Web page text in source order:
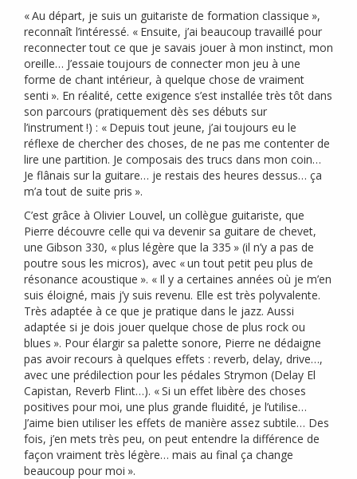
«Au départ, je suis un guitariste de formation classique »,
reconnaît l’intéressé. « Ensuite, j’ai beaucoup travaillé pour
reconnecter tout ce que je savais jouer à mon instinct, mon
oreille… J’essaie toujours de connecter mon jeu à une
forme de chant intérieur, à quelque chose de vraiment
senti ». En réalité, cette exigence s’est installée très tôt dans
son parcours (pratiquement dès ses débuts sur
l’instrument!) : « Depuis tout jeune, j’ai toujours eu le
réflexe de chercher des choses, de ne pas me contenter de
lire une partition. Je composais des trucs dans mon coin…
Je flânais sur la guitare… je restais des heures dessus… ça
m’a tout de suite pris ».
C’est grâce à Olivier Louvel, un collègue guitariste, que
Pierre découvre celle qui va devenir sa guitare de chevet,
une Gibson 330, «plus légère que la 335 » (il n’y a pas de
poutre sous les micros), avec «un tout petit peu plus de
résonance acoustique ». « Il y a certaines années où je m’en
suis éloigné, mais j’y suis revenu. Elle est très polyvalente.
Très adaptée à ce que je pratique dans le jazz. Aussi
adaptée si je dois jouer quelque chose de plus rock ou
blues ». Pour élargir sa palette sonore, Pierre ne dédaigne
pas avoir recours à quelques effets : reverb, delay, drive…,
avec une prédilection pour les pédales Strymon (Delay El
Capistan, Reverb Flint…). «Si un effet libère des choses
positives pour moi, une plus grande fluidité, je l’utilise…
J’aime bien utiliser les effets de manière assez subtile… Des
fois, j’en mets très peu, on peut entendre la différence de
façon vraiment très légère… mais au final ça change
beaucoup pour moi ».